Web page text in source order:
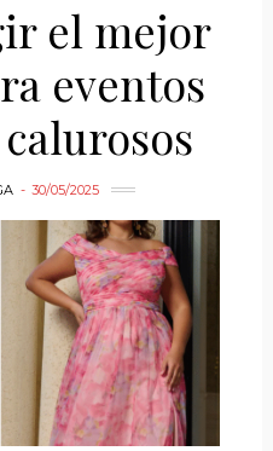
el mejor
eventos
30/05/2025